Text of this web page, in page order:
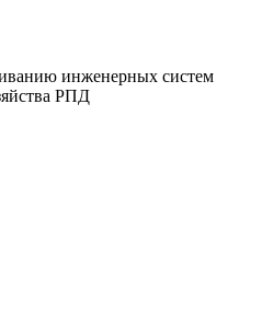
инженерных систем
РПД